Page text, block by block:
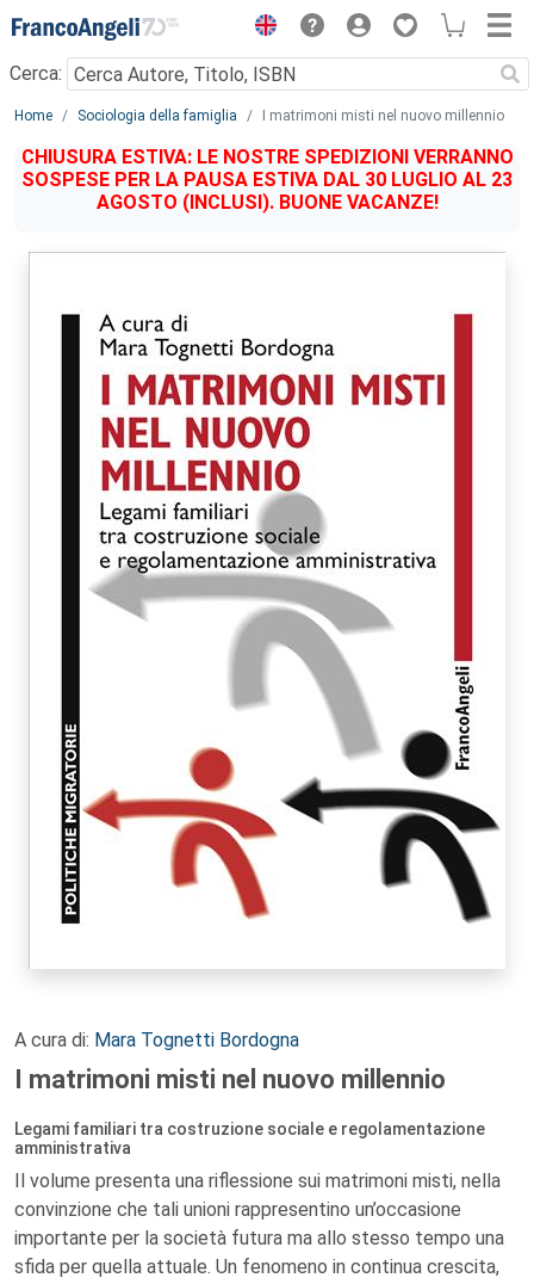
Menu
Cerca:
Main content
Home Sociologia della famiglia I matrimoni misti nel nuovo millennio
CHIUSURA ESTIVA: LE NOSTRE SPEDIZIONI VERRANNO
SOSPESE PER LA PAUSA ESTIVA DAL 30 LUGLIO AL 23
AGOSTO (INCLUSI). BUONE VACANZE!
A cura di: Mara Tognetti Bordogna
I matrimoni misti nel nuovo millennio
Legami familiari tra costruzione sociale e regolamentazione
amministrativa
Il volume presenta una riflessione sui matrimoni misti, nella
convinzione che tali unioni rappresentino un’occasione
importante per la società futura ma allo stesso tempo una
sfida per quella attuale. Un fenomeno in continua crescita,